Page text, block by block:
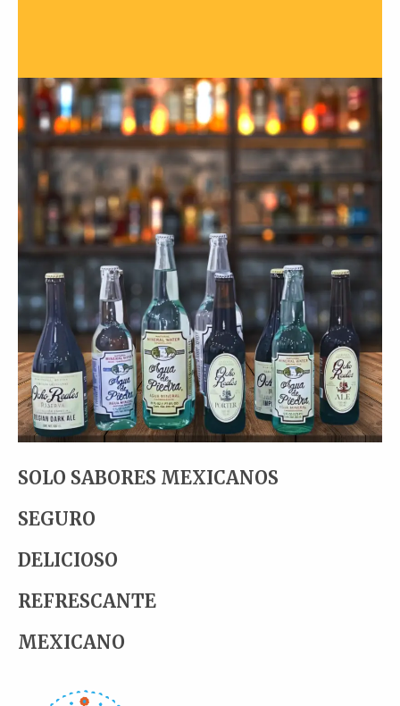
SOLO SABORES MEXICANOS
SEGURO
DELICIOSO
REFRESCANTE
MEXICANO